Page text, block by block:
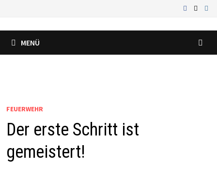
springen
MENÜ
FEUERWEHR
Der erste Schritt ist
gemeistert!